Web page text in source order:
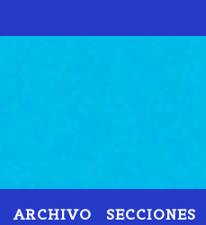
Hoy es
ARCHIVO SECCIONES